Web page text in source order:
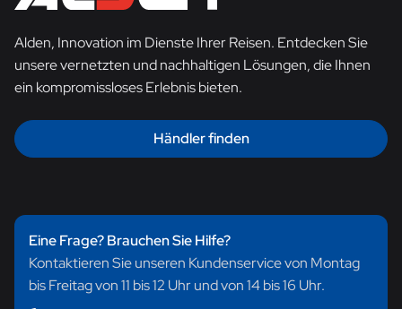
Alden, Innovation im Dienste Ihrer Reisen. Entdecken Sie
unsere vernetzten und nachhaltigen Lösungen, die Ihnen
ein kompromissloses Erlebnis bieten.
Händler finden
Eine Frage? Brauchen Sie Hilfe?
Kontaktieren Sie unseren Kundenservice von Montag
bis Freitag von 11 bis 12 Uhr und von 14 bis 16 Uhr.